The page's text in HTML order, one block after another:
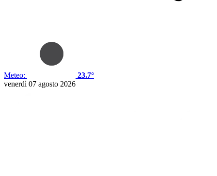
Meteo:
23.7°
venerdì 07 agosto 2026